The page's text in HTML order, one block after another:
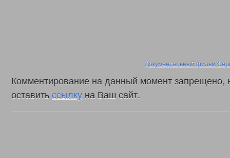
Документальный фильм
Комментирование на данный момент запрещено,
оставитьссылку на Ваш сайт.